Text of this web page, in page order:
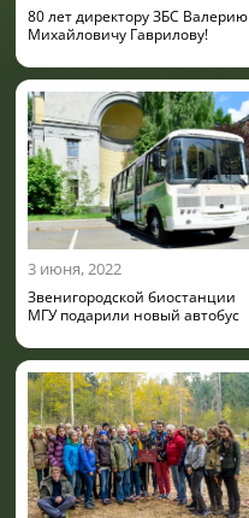
80 лет директору ЗБС Валерию
Михайловичу Гаврилову!
3 июня, 2022
Звенигородской биостанции
МГУ подарили новый автобус